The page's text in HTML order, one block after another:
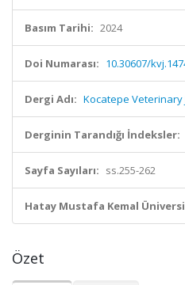
Basım Tarihi: 2024
Doi Numarası: 10.30607/
Dergi Adı: Kocatepe Veterinary
Derginin Tarandığı İndeksler:
Sayfa Sayıları: ss.255-262
Hatay Mustafa Kemal
Özet